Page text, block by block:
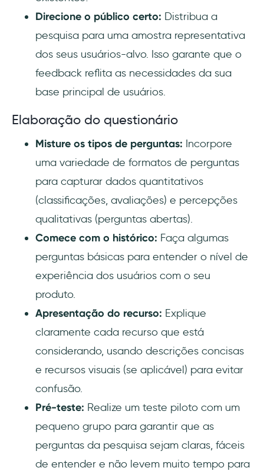
Direcione o público certo: Distribua a
pesquisa para uma amostra representativa
dos seus usuários-alvo. Isso garante que o
feedback reflita as necessidades da sua
base principal de usuários.
Elaboração do questionário
Misture os tipos de perguntas: Incorpore
uma variedade de formatos de perguntas
para capturar dados quantitativos
(classificações, avaliações) e percepções
qualitativas (perguntas abertas).
Comece com o histórico: Faça algumas
perguntas básicas para entender o nível de
experiência dos usuários com o seu
produto.
Apresentação do recurso: Explique
claramente cada recurso que está
considerando, usando descrições concisas
e recursos visuais (se aplicável) para evitar
confusão.
Pré-teste: Realize um teste piloto com um
pequeno grupo para garantir que as
perguntas da pesquisa sejam claras, fáceis
de entender e não levem muito tempo para